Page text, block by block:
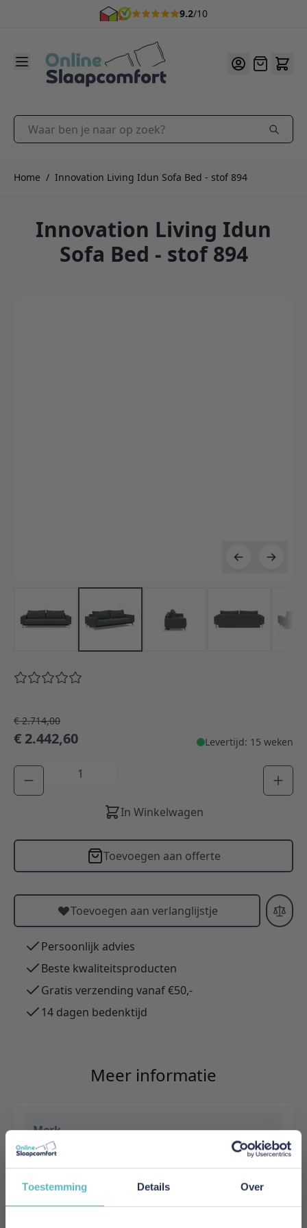
Toestemming Details Over
9.2/10
Offerte
Waar ben je naar op zoek?
Home / Innovation Living Idun Sofa Bed - stof 894
Innovation Living Idun
Sofa Bed - stof 894
€ 2.714,00
€ 2.442,60 Levertijd: 15 weken
Aantal
In Winkelwagen
Toevoegen aan offerte
Toevoegen aan verlanglijstje
Persoonlijk advies
Beste kwaliteitsproducten
Gratis verzending vanaf €50,-
14 dagen bedenktijd
Meer informatie
Merk
Innovation Living
EAN